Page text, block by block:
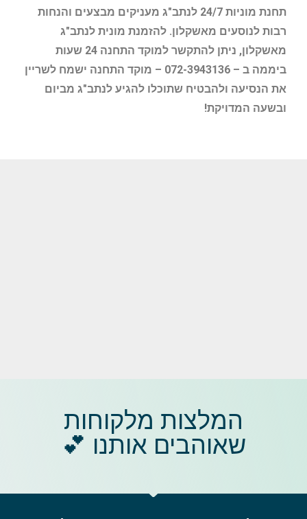
תחנת מוניות 24/7 לנתב"ג מעניקים מבצעים והנחות
רבות לנוסעים מאשקלון. להזמנת מונית לנתב"ג
מאשקלון, ניתן להתקשר למוקד התחנה 24 שעות
ביממה ב – 072-3943136 – מוקד התחנה ישמח לשריין
את הנסיעה ולהבטיח שתוכלו להגיע לנתב"ג מביום
ובשעה המדויקת!
המלצות מלקוחות
שאוהבים אותנו 💕